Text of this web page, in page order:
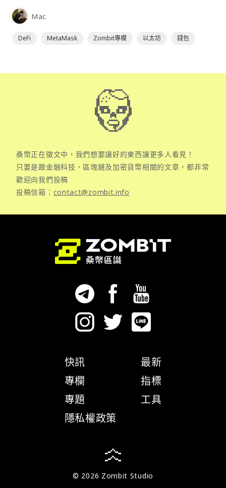
為插件使用，具備許多功能且使用上非常方便。
Mac
DeFi MetaMask Zombit專欄 以太坊 錢包
桑幣正在徵文中，我們想要讓好的東西讓更多人看見！
只要是跟金融科技、區塊鏈及加密貨幣相關的文章，都非常
歡迎向我們投稿
投稿信箱： contact@zombit.info
快訊
專欄
專題
隱私權政策
最新
指標
工具
© 2026 Zombit Studio